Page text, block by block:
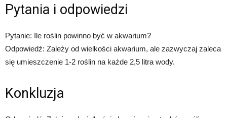
Pytania i odpowiedzi
Pytanie: Ile roślin powinno być w akwarium?
Odpowiedź: Zależy od wielkości akwarium, ale zazwyczaj zaleca
się umieszczenie 1-2 roślin na każde 2,5 litra wody.
Konkluzja